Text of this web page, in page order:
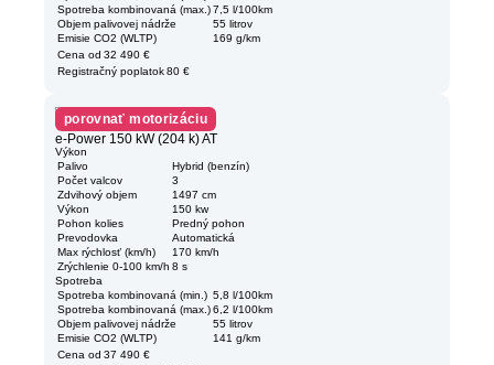
Spotreba kombinovaná (max.) 7,5 l/100km
Objem palivovej nádrže
55 litrov
Emisie CO2 (WLTP)
169 g/km
Cena od 32 490 €
Registračný poplatok 80 €
porovnať motorizáciu
e-Power 150 kW (204 k) AT
Výkon
Palivo
Hybrid (benzín)
Počet valcov
3
Zdvihový objem
1497 cm
Výkon
150 kw
Pohon kolies
Predný pohon
Prevodovka
Automatická
Max rýchlosť (km/h)
170 km/h
Zrýchlenie 0-100 km/h 8 s
Spotreba
Spotreba kombinovaná (min.) 5,8 l/100km
Spotreba kombinovaná (max.) 6,2 l/100km
Objem palivovej nádrže
55 litrov
Emisie CO2 (WLTP)
141 g/km
Cena od 37 490 €